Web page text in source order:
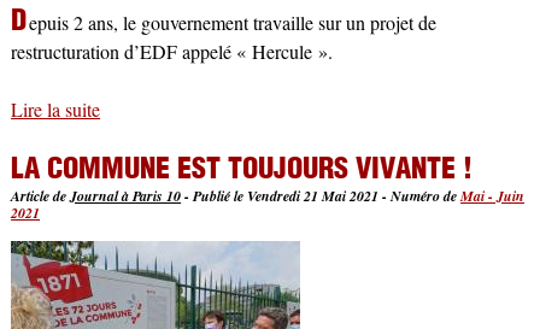
Depuis 2 ans, le gouvernement travaille sur un projet de
restructuration d’EDF appelé « Hercule ».
Lire la suite
LA COMMUNE EST TOUJOURS VIVANTE !
Article deJournal à Paris 10-Publié le Vendredi 21 Mai 2021 -Numéro deMai - Juin
2021